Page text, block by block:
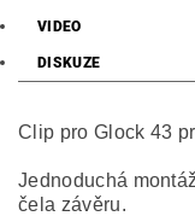
VIDEO
DISKUZE
Clip pro Glock 43
Jednoduchá
čela závěru.